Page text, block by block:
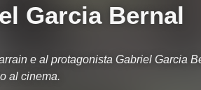
Garcia Bernal
e al protagonista Gabriel Garcia
al cinema.